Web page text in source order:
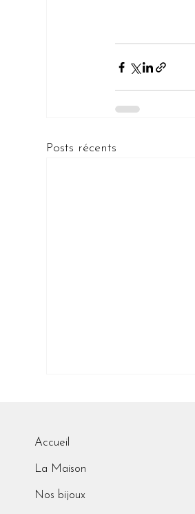
Posts récents
Congés annuels
Accueil
La Maison
Nos bijoux